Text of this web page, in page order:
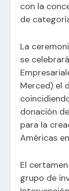
con la
de
La
se
Merced) el
donación
para la
Américas
El
grupo de